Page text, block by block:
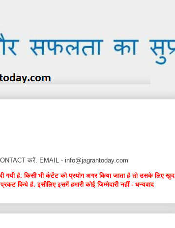
करें. EMAIL - info@jagrantoday.com
गयी है. किसी भी कंटेंट को प्रयोग अगर किया जाता है तो उसके लिए खुद
किये है. इसीलिए इसमें हमारी कोई जिम्मेदारी नहीं - धन्यवाद